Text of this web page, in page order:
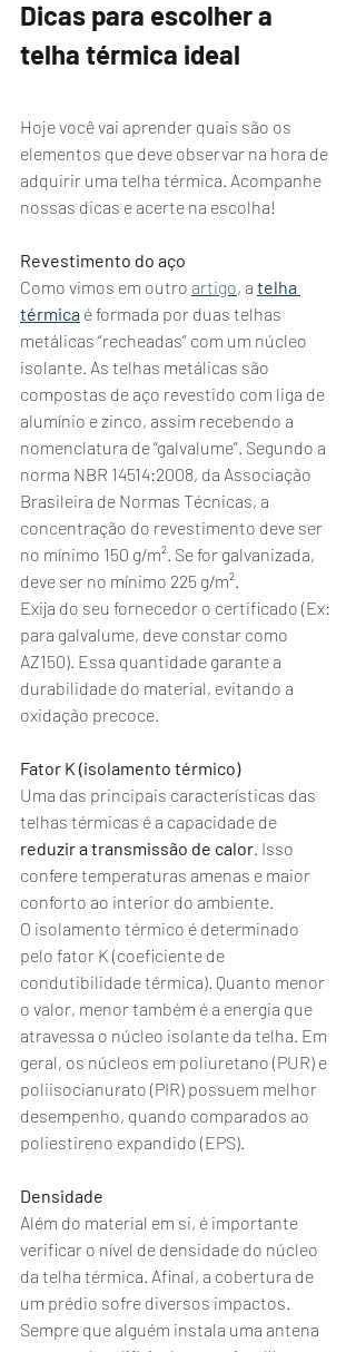
Dicas para escolher a
telha térmica ideal
Hoje você vai aprender quais são os
elementos que deve observar na hora de
adquirir uma telha térmica. Acompanhe
nossas dicas e acerte na escolha!
Revestimento do aço
Como vimos em outro artigo, a telha
térmica é formada por duas telhas
metálicas “recheadas” com um núcleo
isolante. As telhas metálicas são
compostas de aço revestido com liga de
alumínio e zinco, assim recebendo a
nomenclatura de “galvalume”. Segundo a
norma NBR 14514:2008, da Associação
Brasileira de Normas Técnicas, a
concentração do revestimento deve ser
no mínimo 150 g/m². Se for galvanizada,
deve ser no mínimo 225 g/m².
Exija do seu fornecedor o certificado (Ex:
para galvalume, deve constar como
AZ150). Essa quantidade garante a
durabilidade do material, evitando a
oxidação precoce.
Fator K (isolamento térmico)
Uma das principais características das
telhas térmicas é a capacidade de
reduzir a transmissão de calor. Isso
confere temperaturas amenas e maior
conforto ao interior do ambiente.
O isolamento térmico é determinado
pelo fator K (coeficiente de
condutibilidade térmica). Quanto menor
o valor, menor também é a energia que
atravessa o núcleo isolante da telha. Em
geral, os núcleos em poliuretano (PUR) e
poliisocianurato (PIR) possuem melhor
desempenho, quando comparados ao
poliestireno expandido (EPS).
Densidade
Além do material em si, é importante
verificar o nível de densidade do núcleo
da telha térmica. Afinal, a cobertura de
um prédio sofre diversos impactos.
Sempre que alguém instala uma antena